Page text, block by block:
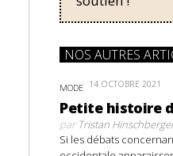
NOS AUTRES
MODE 14 OCTOBRE 2021
Petite histoire
parTristan
Si les débats